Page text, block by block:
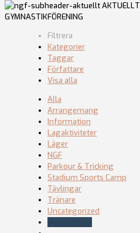
AKTUELLT
GYMNASTIKFÖRENING
Filtrera
Kategorier
Taggar
Författare
Visa alla
Alla
Arrangemang
Information
Lagaktiviteter
Läger
NGF
Parkour & Tricking
Stadium Sports Camp
Tävlingar
Tränare
Uncategorized